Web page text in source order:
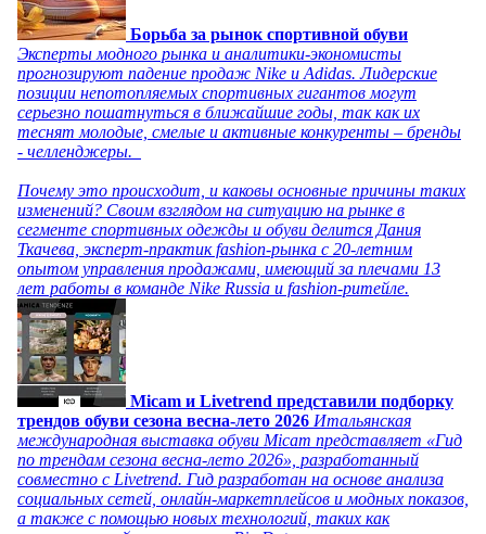
Борьба за рынок спортивной обуви
Эксперты модного рынка и аналитики-экономисты
прогнозируют падение продаж Nike и Adidas. Лидерские
позиции непотопляемых спортивных гигантов могут
серьезно пошатнуться в ближайшие годы, так как их
теснят молодые, смелые и активные конкуренты – бренды
- челленджеры.
Почему это происходит, и каковы основные причины таких
изменений? Своим взглядом на ситуацию на рынке в
сегменте спортивных одежды и обуви делится Дания
Ткачева, эксперт-практик fashion-рынка с 20-летним
опытом управления продажами, имеющий за плечами 13
лет работы в команде Nike Russia и fashion-ритейле.
Micam и Livetrend представили подборку
трендов обуви сезона весна-лето 2026 Итальянская
международная выставка обуви Micam представляет «Гид
по трендам сезона весна-лето 2026», разработанный
совместно с Livetrend. Гид разработан на основе анализа
социальных сетей, онлайн-маркетплейсов и модных показов,
а также с помощью новых технологий, таких как